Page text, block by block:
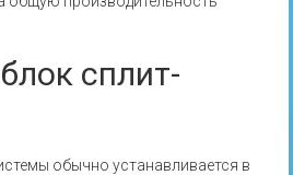
сплит-
обычно устанавливается в